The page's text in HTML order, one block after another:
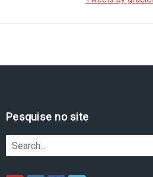
Pesquise no site